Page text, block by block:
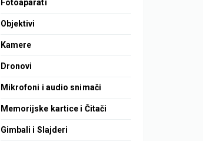
Fotoaparati
Objektivi
Kamere
Dronovi
Mikrofoni i audio snimači
Memorijske kartice i Čitači
Gimbali i Slajderi